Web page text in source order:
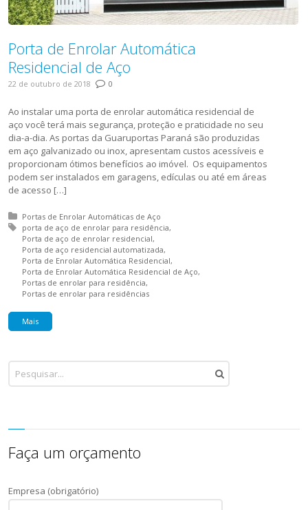
Porta de Enrolar Automática
Residencial de Aço
22 de outubro de 2018 0
Ao instalar uma porta de enrolar automática residencial de
aço você terá mais segurança, proteção e praticidade no seu
dia-a-dia. As portas da Guaruportas Paraná são produzidas
em aço galvanizado ou inox, apresentam custos acessíveis e
proporcionam ótimos benefícios ao imóvel. Os equipamentos
podem ser instalados em garagens, edículas ou até em áreas
de acesso […]
Posted in:
Portas de Enrolar Automáticas de Aço
Tagged with:
porta de aço de enrolar para residência
Porta de aço de enrolar residencial
Porta de aço residencial automatizada
Porta de Enrolar Automática Residencial
Porta de Enrolar Automática Residencial de Aço
Portas de enrolar para residência
Portas de enrolar para residências
Mais
Faça um orçamento
Empresa (obrigatório)